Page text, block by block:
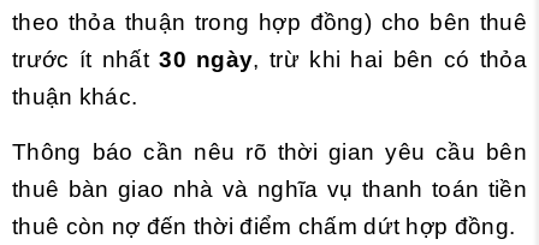
theo thỏa thuận trong hợp đồng) cho bên thuê
trước ít nhất30 ngày, trừ khi hai bên có thỏa
thuận khác.
Thông báo cần nêu rõ thời gian yêu cầu bên
thuê bàn giao nhà và nghĩa vụ thanh toán tiền
thuê còn nợ đến thời điểm chấm dứt hợp đồng.